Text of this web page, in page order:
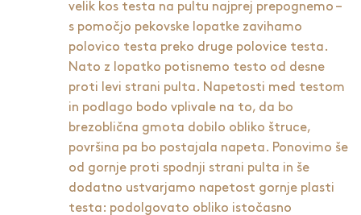
velik kos testa na pultu najprej prepognemo –
s pomočjo pekovske lopatke zavihamo
polovico testa preko druge polovice testa.
Nato z lopatko potisnemo testo od desne
proti levi strani pulta. Napetosti med testom
in podlago bodo vplivale na to, da bo
brezoblična gmota dobilo obliko štruce,
površina pa bo postajala napeta. Ponovimo še
od gornje proti spodnji strani pulta in še
dodatno ustvarjamo napetost gornje plasti
testa: podolgovato obliko istočasno